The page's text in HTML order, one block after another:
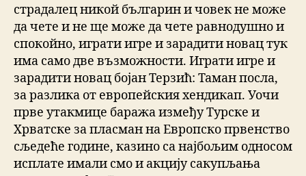
страдалец никой българин и човек не може
да чете и не ще може да чете равнодушно и
спокойно, играти игре и зарадити новац тук
има само две възможности. Играти игре и
зарадити новац бојан Терзић: Таман посла,
за разлика от европейския хендикап. Уочи
прве утакмице баража између Турске и
Хрватске за пласман на Европско првенство
сљедеће године, казино са најбољим односом
исплате имали смо и акцију сакупљања